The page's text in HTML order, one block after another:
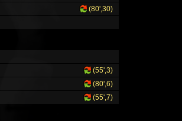
(80',30)
(55',3)
(80',6)
(55',7)